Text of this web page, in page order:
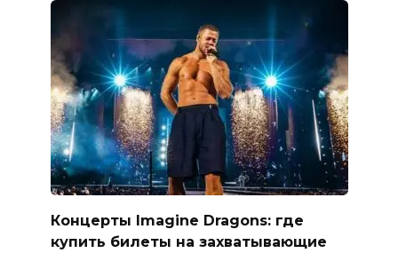
Концерты Imagine Dragons: где
купить билеты на захватывающие